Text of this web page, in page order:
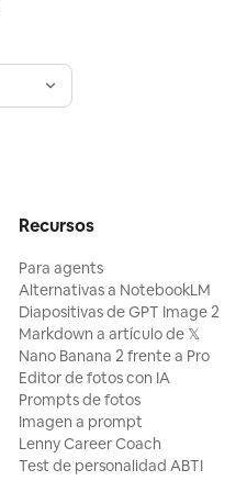
Recursos
Para agents
Alternativas a NotebookLM
Diapositivas de GPT Image 2
Markdown a artículo de 𝕏
Nano Banana 2 frente a Pro
Editor de fotos con IA
Prompts de fotos
Imagen a prompt
Lenny Career Coach
Test de personalidad ABTI